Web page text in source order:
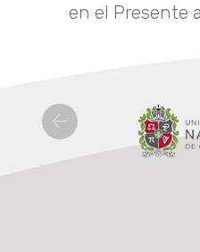
en el Presente
Previous